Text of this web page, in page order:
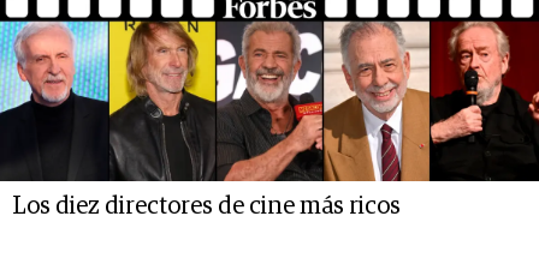
Los diez directores de cine más ricos